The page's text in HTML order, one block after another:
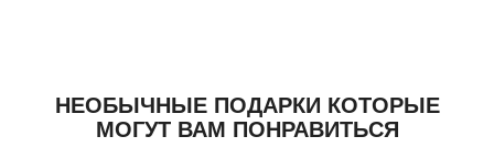
НЕОБЫЧНЫЕ ПОДАРКИ КОТОРЫЕ
МОГУТ ВАМ ПОНРАВИТЬСЯ